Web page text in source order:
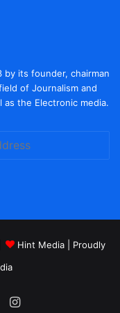
by its founder, chairman
of Journalism and
as the Electronic media.
Hint Media | Proudly
Instagram